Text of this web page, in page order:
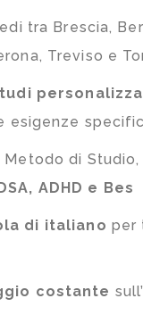
tra Brescia,
Treviso e
esigenze
Metodo di
ADHD e Bes
di italiano per
costante